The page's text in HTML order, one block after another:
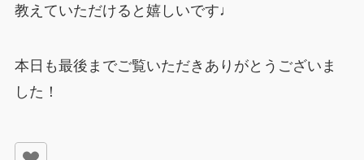
教えていただけると嬉しいです♩
本日も最後までご覧いただきありがとうございま
した！